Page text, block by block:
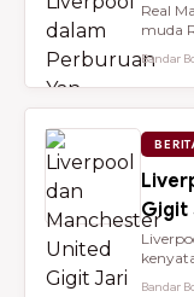
Real
muda
Bandar
Gigit
Bandar